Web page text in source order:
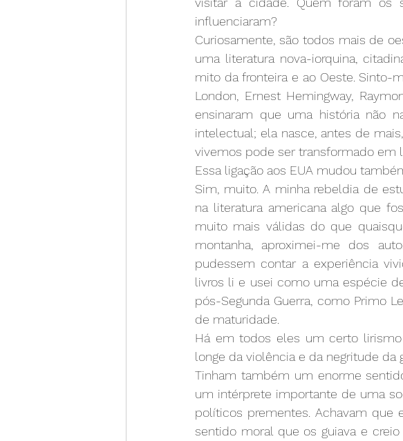
influenciaram?
Curiosamente, são todos mais de
uma literatura nova-iorquina,
mito da fronteira e ao Oeste. Sinto-
London, Ernest Hemingway,
ensinaram que uma história não
intelectual; ela nasce, antes de
vivemos pode ser transformado em
Essa ligação aos EUA mudou
Sim, muito. A minha rebeldia de
na literatura americana algo que
muito mais válidas do que
montanha, aproximei-me dos
pudessem contar a experiência
livros li e usei como uma espécie
pós-Segunda Guerra, como Primo
de maturidade.
Há em todos eles um certo
longe da violência e da negritude da
Tinham também um enorme
um intérprete importante de uma
políticos prementes. Achavam que
sentido moral que os guiava e